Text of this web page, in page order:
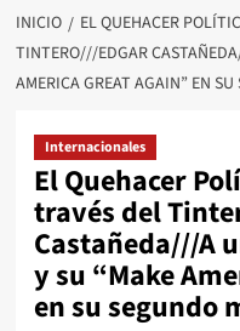
INICIO
EL QUEHACER
TINTERO///EDGAR
AMERICA GREAT AGAIN” EN
Internacionales
El Quehacer
través del
Castañeda///A
y su “Make
en su segundo